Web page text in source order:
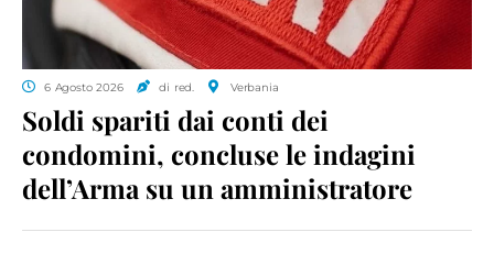
6 Agosto 2026 di red. Verbania
Soldi spariti dai conti dei
condomini, concluse le indagini
dell’Arma su un amministratore